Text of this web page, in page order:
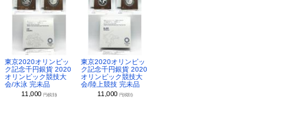
東京2020オリンピッ
ク記念千円銀貨 2020
オリンピック競技大
会/水泳 完未品
11,000円(税別)
東京2020オリンピッ
ク記念千円銀貨 2020
オリンピック競技大
会/陸上競技 完未品
11,000 円(税別)